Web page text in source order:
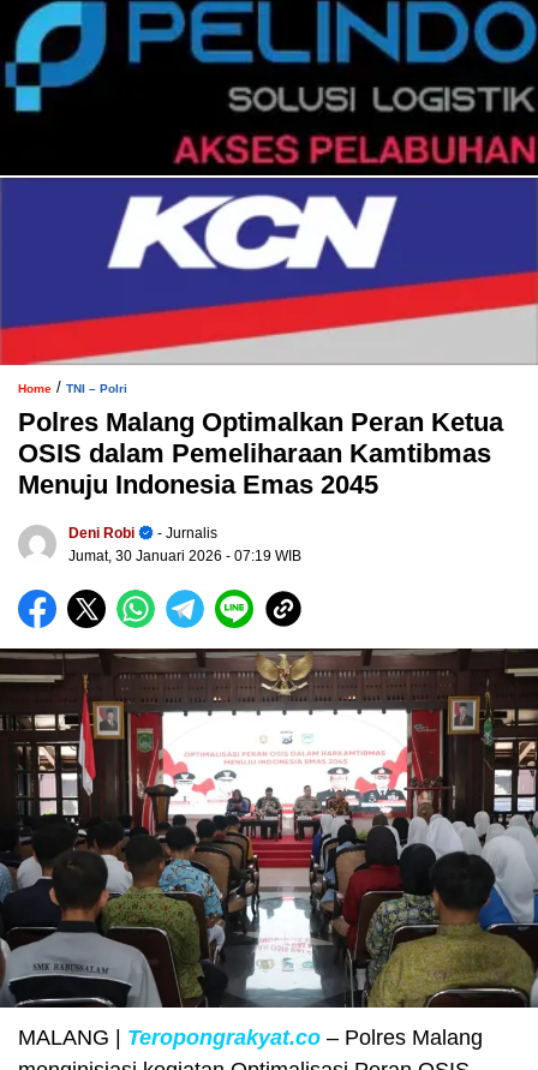
Home / TNI – Polri
Polres Malang Optimalkan Peran Ketua
OSIS dalam Pemeliharaan Kamtibmas
Menuju Indonesia Emas 2045
Deni Robi
- Jurnalis
Jumat, 30 Januari 2026 - 07:19 WIB
MALANG | Teropongrakyat.co – Polres Malang